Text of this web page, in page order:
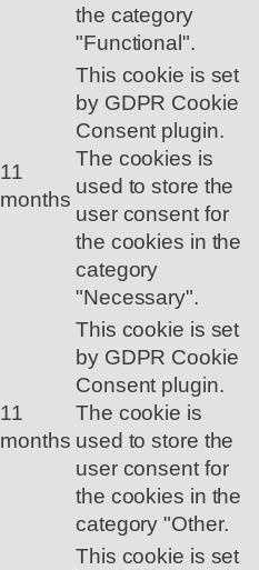
the category
"Functional".
11
months
This cookie is set
by GDPR Cookie
Consent plugin.
The cookies is
used to store the
user consent for
the cookies in the
category
"Necessary".
11
months
This cookie is set
by GDPR Cookie
Consent plugin.
The cookie is
used to store the
user consent for
the cookies in the
category "Other.
This cookie is set